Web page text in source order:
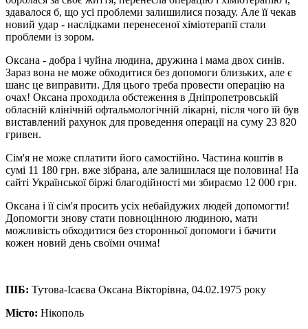
здавалося б, що усі проблеми залишилися позаду. Але її чекав
новий удар - наслідками перенесеної хіміотерапії стали
проблеми із зором.
Оксана - добра і чуйна людина, дружина і мама двох синів.
Зараз вона не може обходитися без допомоги близьких, але є
шанс це виправити. Для цього треба провести операцію на
очах! Оксана проходила обстеження в Дніпропетровській
обласній клінічній офтальмологічній лікарні, після чого їй був
виставлений рахунок для проведення операції на суму 23 820
гривен.
Сім'я не може сплатити його самостійно. Частина коштів в
сумі 11 180 грн. вже зібрана, але залишилася ще половина! На
сайті Української біржі благодійності ми збираємо 12 000 грн.
Оксана і її сім'я просить усіх небайдужих людей допомогти!
Допомогти знову стати повноцінною людиною, мати
можливість обходитися без сторонньої допомоги і бачити
кожен новий день своїми очима!
ПІБ: Тутова-Ісаєва Оксана Вікторівна, 04.02.1975 року
Місто: Нікополь